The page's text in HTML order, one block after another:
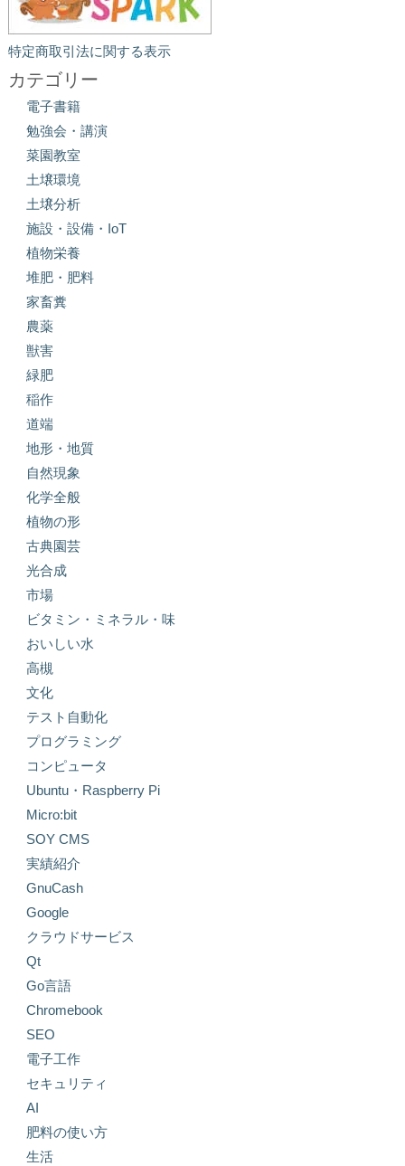
特定商取引法に関する表示
カテゴリー
電子書籍
勉強会・講演
菜園教室
土壌環境
土壌分析
施設・設備・IoT
植物栄養
堆肥・肥料
家畜糞
農薬
獣害
緑肥
稲作
道端
地形・地質
自然現象
化学全般
植物の形
古典園芸
光合成
市場
ビタミン・ミネラル・味
おいしい水
高槻
文化
テスト自動化
プログラミング
コンピュータ
Ubuntu・Raspberry Pi
Micro:bit
SOY CMS
実績紹介
GnuCash
Google
クラウドサービス
Qt
Go言語
Chromebook
SEO
電子工作
セキュリティ
AI
肥料の使い方
生活